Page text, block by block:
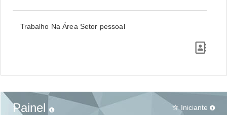
Trabalho Na Área Setor pessoal
Painel star_border Iniciante